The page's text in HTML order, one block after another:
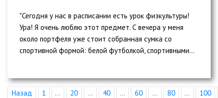
"Сегодня у нас в расписании есть урок физкультуры!
Ура! Я очень люблю этот предмет. С вечера у меня
около портфеля уже стоит собранная сумка со
спортивной формой: белой футболкой, спортивными...
Назад 1 ... 20 ... 40 ... 60 ... 80 ... 100